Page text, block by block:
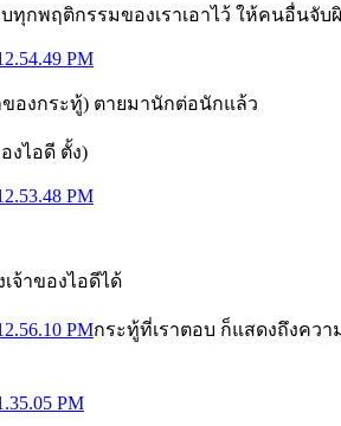
กพฤติกรรมของเราเอาไว้ ให้คนอื่นจับ
องกระทู้) ตายมานักต่อนักแล้ว
งไอดี ตั้ง)
จ้าของไอดีได้
กระทู้ที่เราตอบ ก็แสดงถึงควา